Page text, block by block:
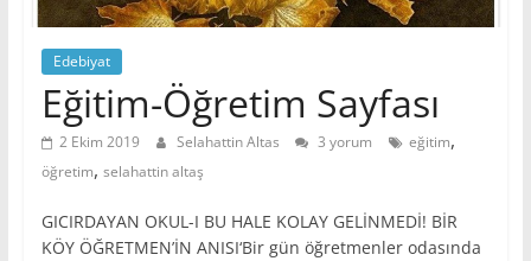
İl
Erzurum-
Şenkaya
Yöresinin
Bilim
Edebiyat
Eğitim-Öğretim Sayfası
2 Ekim 2019 Selahattin Altas 3 yorum eğitim,
öğretim, selahattin altaş
GICIRDAYAN OKUL-I BU HALE KOLAY GELİNMEDİ! BİR
KÖY ÖĞRETMEN’İN ANISI‘Bir gün öğretmenler odasında